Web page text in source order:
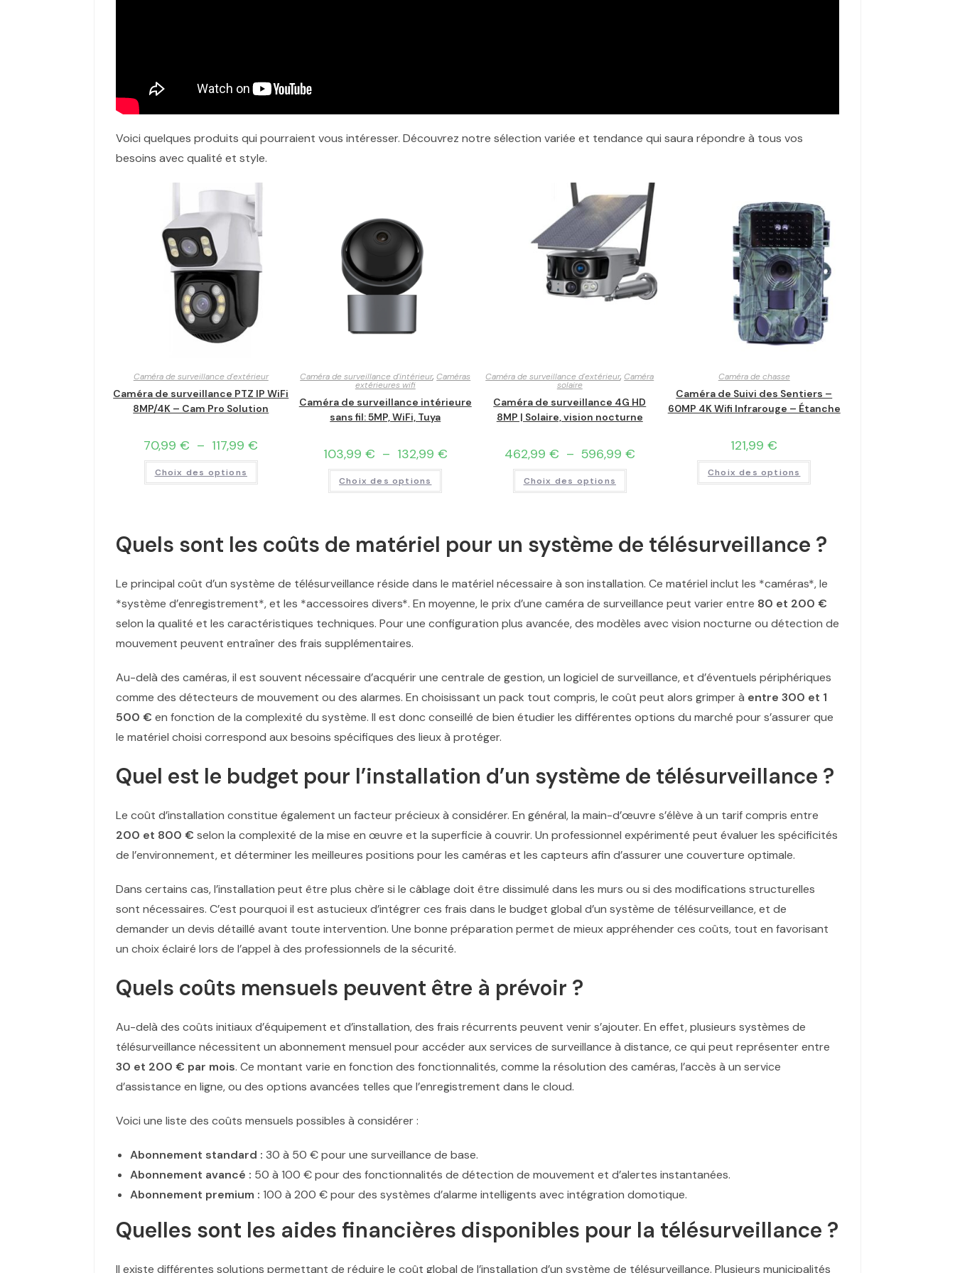
Voici quelques produits qui pourraient vous intéresser. Découvrez notre sélection variée et tendance qui saura répondre à tous vos
besoins avec qualité et style.
Caméra de surveillance d'extérieur
Caméra de surveillance PTZ IP WiFi
8MP/4K – Cam Pro Solution
70,99€ – 117,99€
Choix des options
Caméra de surveillance d'intérieur, Caméras
extérieures wifi
Caméra de surveillance intérieure
sans fil: 5MP, WiFi, Tuya
103,99 € – 132,99 €
Choix des options
Caméra de surveillance d'extérieur, Caméra
solaire
Caméra de surveillance 4G HD
8MP | Solaire, vision nocturne
462,99 € – 596,99 €
Choix des options
Caméra de chasse
Caméra de Suivi des Sentiers –
60MP 4K Wifi Infrarouge – Étanche
121,99€
Choix des options
Quels sont les coûts de matériel pour un système de télésurveillance ?
Le principal coût d’un système de télésurveillance réside dans le matériel nécessaire à son installation. Ce matériel inclut les *caméras*, le
*système d’enregistrement*, et les *accessoires divers*. En moyenne, le prix d’une caméra de surveillance peut varier entre 80 et 200 €
selon la qualité et les caractéristiques techniques. Pour une configuration plus avancée, des modèles avec vision nocturne ou détection de
mouvement peuvent entraîner des frais supplémentaires.
Au-delà des caméras, il est souvent nécessaire d’acquérir une centrale de gestion, un logiciel de surveillance, et d’éventuels périphériques
comme des détecteurs de mouvement ou des alarmes. En choisissant un pack tout compris, le coût peut alors grimper à entre 300 et 1
500 € en fonction de la complexité du système. Il est donc conseillé de bien étudier les différentes options du marché pour s’assurer que
le matériel choisi correspond aux besoins spécifiques des lieux à protéger.
Quel est le budget pour l’installation d’un système de télésurveillance ?
Le coût d’installation constitue également un facteur précieux à considérer. En général, la main-d’œuvre s’élève à un tarif compris entre
200 et 800 € selon la complexité de la mise en œuvre et la superficie à couvrir. Un professionnel expérimenté peut évaluer les spécificités
de l’environnement, et déterminer les meilleures positions pour les caméras et les capteurs afin d’assurer une couverture optimale.
Dans certains cas, l’installation peut être plus chère si le câblage doit être dissimulé dans les murs ou si des modifications structurelles
sont nécessaires. C’est pourquoi il est astucieux d’intégrer ces frais dans le budget global d’un système de télésurveillance, et de
demander un devis détaillé avant toute intervention. Une bonne préparation permet de mieux appréhender ces coûts, tout en favorisant
un choix éclairé lors de l’appel à des professionnels de la sécurité.
Quels coûts mensuels peuvent être à prévoir ?
Au-delà des coûts initiaux d’équipement et d’installation, des frais récurrents peuvent venir s’ajouter. En effet, plusieurs systèmes de
télésurveillance nécessitent un abonnement mensuel pour accéder aux services de surveillance à distance, ce qui peut représenter entre
30 et 200 € par mois. Ce montant varie en fonction des fonctionnalités, comme la résolution des caméras, l’accès à un service
d’assistance en ligne, ou des options avancées telles que l’enregistrement dans le cloud.
Voici une liste des coûts mensuels possibles à considérer :
Abonnement standard : 30 à 50 € pour une surveillance de base.
Abonnement avancé : 50 à 100 € pour des fonctionnalités de détection de mouvement et d’alertes instantanées.
Abonnement premium : 100 à 200 € pour des systèmes d’alarme intelligents avec intégration domotique.
Quelles sont les aides financières disponibles pour la télésurveillance ?
Il existe différentes solutions permettant de réduire le coût global de l’installation d’un système de télésurveillance. Plusieurs municipalités